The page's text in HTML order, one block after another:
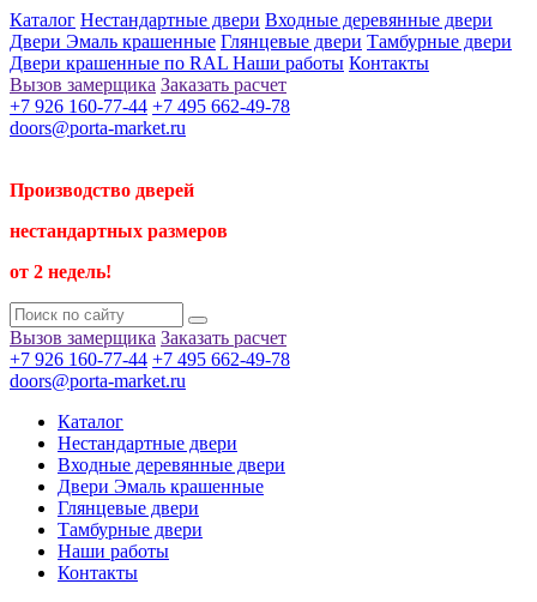
Каталог Нестандартные двери Входные деревянные двери
Двери Эмаль крашенные Глянцевые двери Тамбурные двери
Двери крашенные по RAL Наши работы Контакты
Вызов замерщика Заказать расчет
+7 926 160-77-44 +7 495 662-49-78
doors@porta-market.ru
Производство дверей
нестандартных размеров
от 2 недель!
Вызов замерщика Заказать расчет
+7 926 160-77-44 +7 495 662-49-78
doors@porta-market.ru
Каталог
Нестандартные двери
Входные деревянные двери
Двери Эмаль крашенные
Глянцевые двери
Тамбурные двери
Наши работы
Контакты